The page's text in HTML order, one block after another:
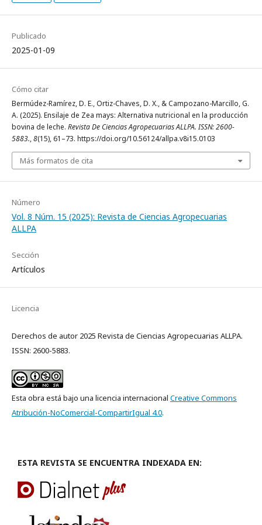
Publicado
2025-01-09
Cómo citar
Bermúdez-Ramírez, D. E., Ortiz-Chaves, D. X., & Campozano-Marcillo, G.
A. (2025). Ensilaje de Zea mays: Alternativa nutricional en la producción
bovina de leche. Revista De Ciencias Agropecuarias ALLPA. ISSN: 2600-
5883.,8(15), 61–73. https://doi.org/10.56124/allpa.v8i15.0103
Más formatos de cita
Número
Vol. 8 Núm. 15 (2025): Revista de Ciencias Agropecuarias
ALLPA
Sección
Artículos
Licencia
Derechos de autor 2025 Revista de Ciencias Agropecuarias ALLPA.
ISSN: 2600-5883.
Esta obra está bajo una licencia internacional Creative Commons
Atribución-NoComercial-CompartirIgual 4.0.
ESTA REVISTA SE ENCUENTRA INDEXADA EN: